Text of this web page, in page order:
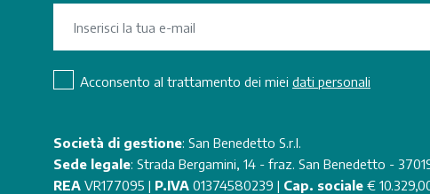
Acconsento al trattamento dei miei dati personali
Società di gestione: San Benedetto S.r.l.
Sede legale: Strada Bergamini, 14 - fraz. San Benedetto -
REA VR177095 | P.IVA 01374580239 | Cap. sociale €